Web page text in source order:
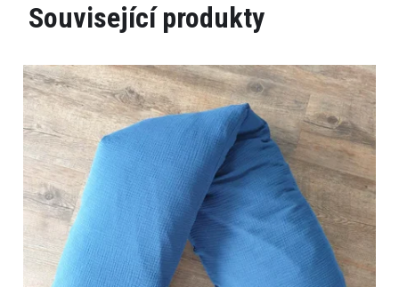
Související produkty